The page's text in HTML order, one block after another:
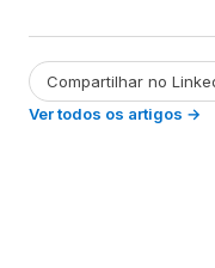
Compartilhar no
Ver todos os artigos →